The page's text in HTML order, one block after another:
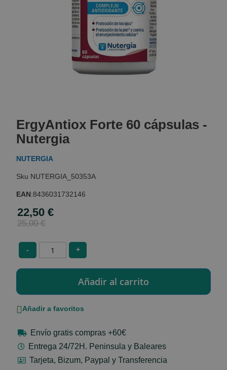
the
beginning
of
the
gallery
ErgyAntiox Forte 60 cápsulas -
Nutergia
NUTERGIA
NUTERGIA_50353A
EAN:8436031732146
Special
Price
22,50 €
25,00 €
- +
Añadir a favoritos
Envío gratis compras +60€
Entrega 24/72H. Peninsula y Baleares
Tarjeta, Bizum, Paypal y Transferencia